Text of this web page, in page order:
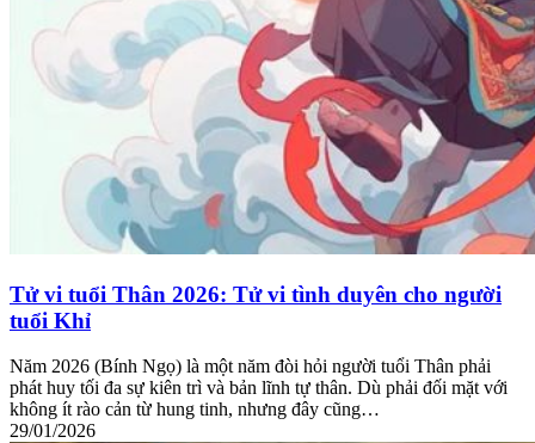
Tử vi tuổi Thân 2026: Tử vi tình duyên cho người
tuổi Khỉ
Năm 2026 (Bính Ngọ) là một năm đòi hỏi người tuổi Thân phải
phát huy tối đa sự kiên trì và bản lĩnh tự thân. Dù phải đối mặt với
không ít rào cản từ hung tinh, nhưng đây cũng…
29/01/2026